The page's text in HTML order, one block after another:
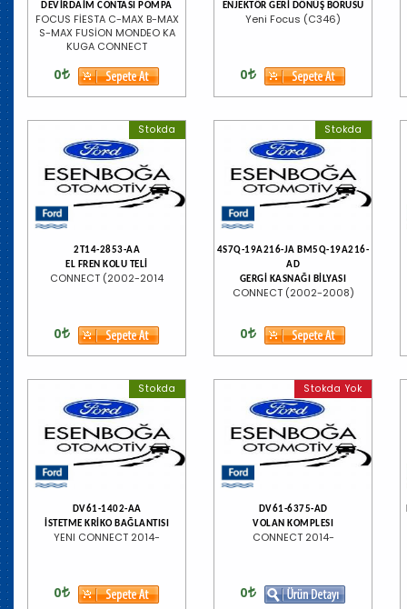
DEVİRDAİM CONTASI POMPA
FOCUS FİESTA C-MAX B-MAX
S-MAX FUSİON MONDEO KA
KUGA CONNECT
0
ENJEKTÖR GERİ DÖNÜŞ BORUSU
Yeni Focus (C346)
0
Stokda
2T14-2853-AA
EL FREN KOLU TELİ
CONNECT (2002-2014
0
Stokda
4S7Q-19A216-JA BM5Q-19A216-
AD
GERGİ KASNAĞI BİLYASI
CONNECT (2002-2008)
0
Stokda
DV61-1402-AA
İSTETME KRİKO BAĞLANTISI
YENI CONNECT 2014-
0
Stokda Yok
DV61-6375-AD
VOLAN KOMPLESI
CONNECT 2014-
0